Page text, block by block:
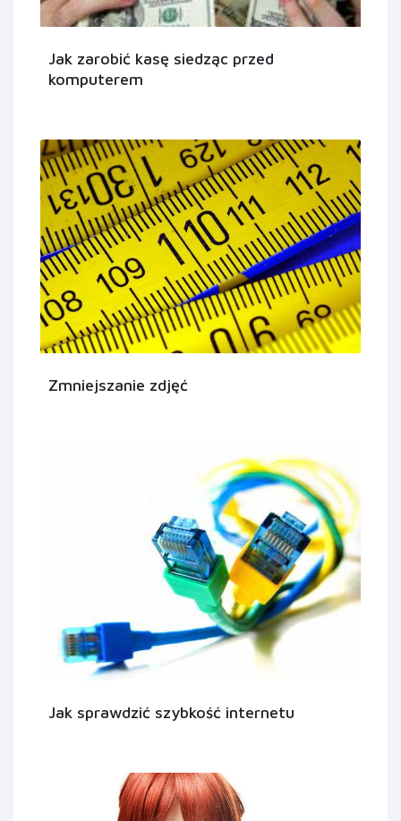
Jak zarobić kasę siedząc przed
komputerem
Zmniejszanie zdjęć
Jak sprawdzić szybkość internetu